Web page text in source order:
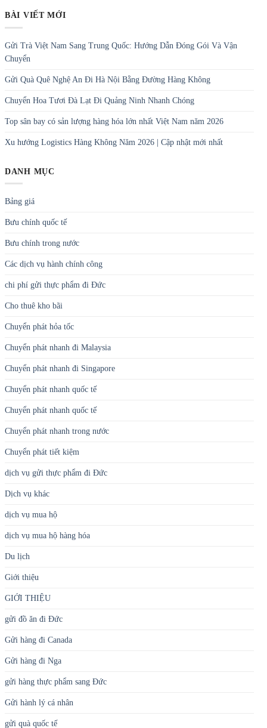
BÀI VIẾT MỚI
Gửi Trà Việt Nam Sang Trung Quốc: Hướng Dẫn Đóng Gói Và Vận
Chuyển
Gửi Quà Quê Nghệ An Đi Hà Nội Bằng Đường Hàng Không
Chuyển Hoa Tươi Đà Lạt Đi Quảng Ninh Nhanh Chóng
Top sân bay có sản lượng hàng hóa lớn nhất Việt Nam năm 2026
Xu hướng Logistics Hàng Không Năm 2026 | Cập nhật mới nhất
DANH MỤC
Bảng giá
Bưu chính quốc tế
Bưu chính trong nước
Các dịch vụ hành chính công
chi phí gửi thực phẩm đi Đức
Cho thuê kho bãi
Chuyển phát hỏa tốc
Chuyển phát nhanh đi Malaysia
Chuyển phát nhanh đi Singapore
Chuyển phát nhanh quốc tế
Chuyển phát nhanh quốc tế
Chuyển phát nhanh trong nước
Chuyển phát tiết kiệm
dịch vụ gửi thực phẩm đi Đức
Dịch vụ khác
dịch vụ mua hộ
dịch vụ mua hộ hàng hóa
Du lịch
Giới thiệu
GIỚI THIỆU
gửi đồ ăn đi Đức
Gửi hàng đi Canada
Gửi hàng đi Nga
gửi hàng thực phẩm sang Đức
Gửi hành lý cá nhân
gửi quà quốc tế